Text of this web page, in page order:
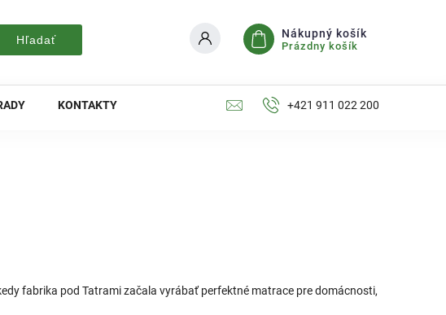
Hľadať Nákupný košík
Prázdny košík
KONTAKTY +421 911 022 200
fabrika pod Tatrami začala vyrábať perfektné matrace pre domácnosti,